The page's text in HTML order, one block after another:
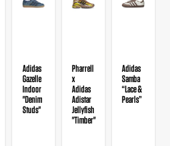
Adidas
Gazelle
Indoor
"Denim
Studs"
Pharrell
x
Adidas
Adistar
Jellyfish
"Timber"
Adidas
Samba
“Lace &
Pearls”